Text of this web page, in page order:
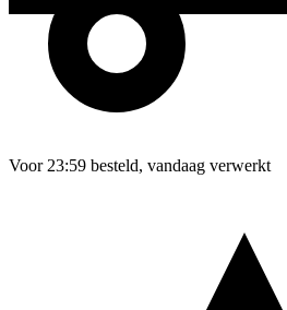
Voor 23:59 besteld, vandaag verwerkt